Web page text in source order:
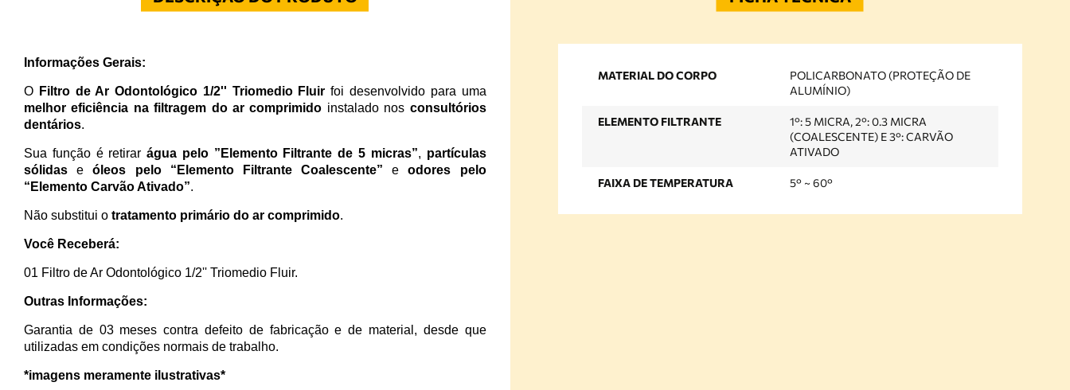
Informações Gerais:
O Filtro de Ar Odontológico 1/2'' Triomedio Fluir foi desenvolvido para uma
melhor eficiência na filtragem do ar comprimido instalado nos consultórios
dentários.
Sua função é retirarágua pelo ”Elemento Filtrante de 5 micras”, partículas
sólidas eóleos pelo “Elemento Filtrante Coalescente” eodores pelo
“Elemento Carvão Ativado”.
Não substitui o tratamento primário do ar comprimido.
Você Receberá:
01 Filtro de Ar Odontológico 1/2'' Triomedio Fluir.
Outras Informações:
Garantia de 03 meses contra defeito de fabricação e de material, desde que
utilizadas em condições normais de trabalho.
*imagens meramente ilustrativas*
MATERIAL DO CORPO
POLICARBONATO (PROTEÇÃO DE
ALUMÍNIO)
ELEMENTO FILTRANTE
1°: 5 MICRA, 2°: 0.3 MICRA
(COALESCENTE) E 3°: CARVÃO
ATIVADO
FAIXA DE TEMPERATURA 5° ~ 60°